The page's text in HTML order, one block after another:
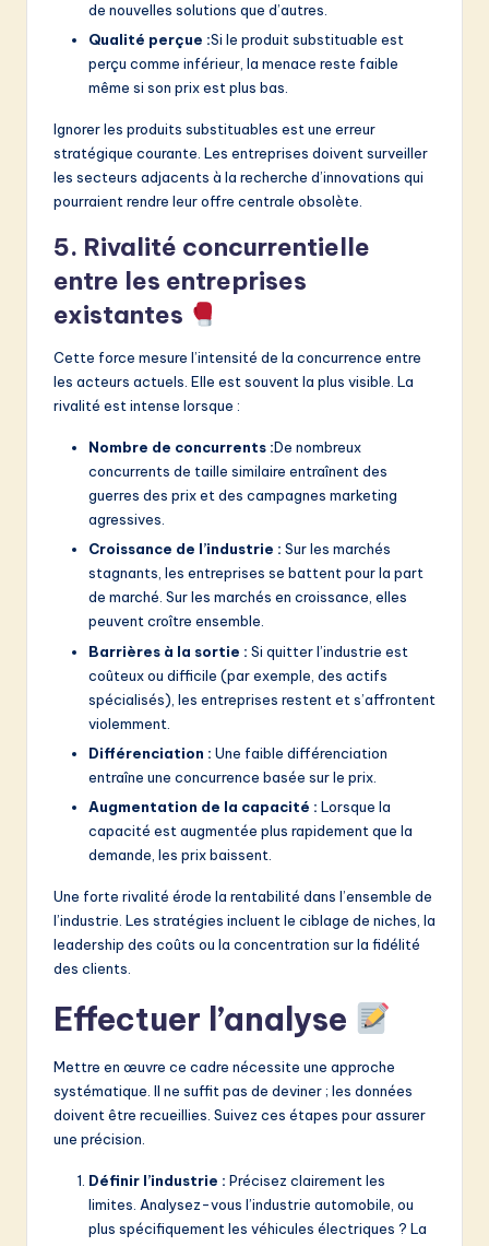
de nouvelles solutions que d’autres.
Qualité perçue :Si le produit substituable est
perçu comme inférieur, la menace reste faible
même si son prix est plus bas.
Ignorer les produits substituables est une erreur
stratégique courante. Les entreprises doivent surveiller
les secteurs adjacents à la recherche d’innovations qui
pourraient rendre leur offre centrale obsolète.
5. Rivalité concurrentielle
entre les entreprises
existantes
Cette force mesure l’intensité de la concurrence entre
les acteurs actuels. Elle est souvent la plus visible. La
rivalité est intense lorsque :
Nombre de concurrents :De nombreux
concurrents de taille similaire entraînent des
guerres des prix et des campagnes marketing
agressives.
Croissance de l’industrie : Sur les marchés
stagnants, les entreprises se battent pour la part
de marché. Sur les marchés en croissance, elles
peuvent croître ensemble.
Barrières à la sortie : Si quitter l’industrie est
coûteux ou difficile (par exemple, des actifs
spécialisés), les entreprises restent et s’affrontent
violemment.
Différenciation : Une faible différenciation
entraîne une concurrence basée sur le prix.
Augmentation de la capacité : Lorsque la
capacité est augmentée plus rapidement que la
demande, les prix baissent.
Une forte rivalité érode la rentabilité dans l’ensemble de
l’industrie. Les stratégies incluent le ciblage de niches, la
leadership des coûts ou la concentration sur la fidélité
des clients.
Effectuer l’analyse
Mettre en œuvre ce cadre nécessite une approche
systématique. Il ne suffit pas de deviner ; les données
doivent être recueillies. Suivez ces étapes pour assurer
une précision.
Définir l’industrie : Précisez clairement les
limites. Analysez-vous l’industrie automobile, ou
plus spécifiquement les véhicules électriques ? La